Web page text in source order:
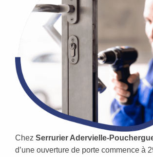
Chez Serrurier Adervielle-
d’une ouverture de porte commence à